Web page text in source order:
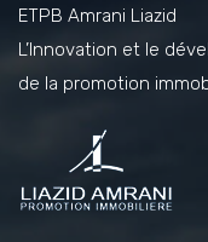
ETPB Amrani Liazid
L’Innovation et le
de la promotion